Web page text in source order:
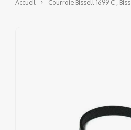
Accueil Courroie Bissell 1699-C ,